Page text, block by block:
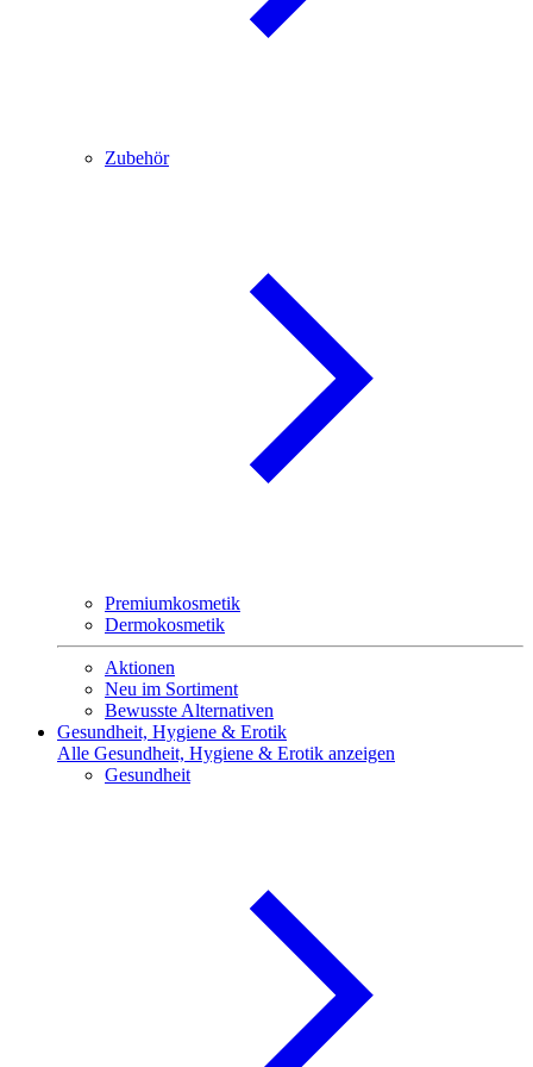
Zubehör
Premiumkosmetik
Dermokosmetik
Aktionen
Neu im Sortiment
Bewusste Alternativen
Gesundheit, Hygiene & Erotik
Alle Gesundheit, Hygiene & Erotik anzeigen
Gesundheit